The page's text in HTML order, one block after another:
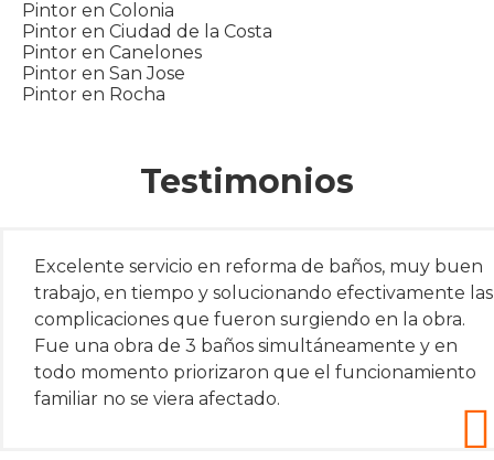
Pintor en Colonia
Pintor en Ciudad de la Costa
Pintor en Canelones
Pintor en San Jose
Pintor en Rocha
Testimonios
Excelente servicio en reforma de baños, muy buen
trabajo, en tiempo y solucionando efectivamente las
complicaciones que fueron surgiendo en la obra.
Fue una obra de 3 baños simultáneamente y en
todo momento priorizaron que el funcionamiento
familiar no se viera afectado.